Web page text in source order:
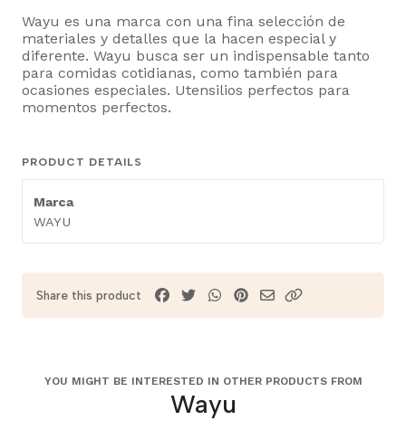
Wayu es una marca con una fina selección de
materiales y detalles que la hacen especial y
diferente. Wayu busca ser un indispensable tanto
para comidas cotidianas, como también para
ocasiones especiales. Utensilios perfectos para
momentos perfectos.
PRODUCT DETAILS
Marca
WAYU
Share this product
YOU MIGHT BE INTERESTED IN OTHER PRODUCTS FROM
Wayu